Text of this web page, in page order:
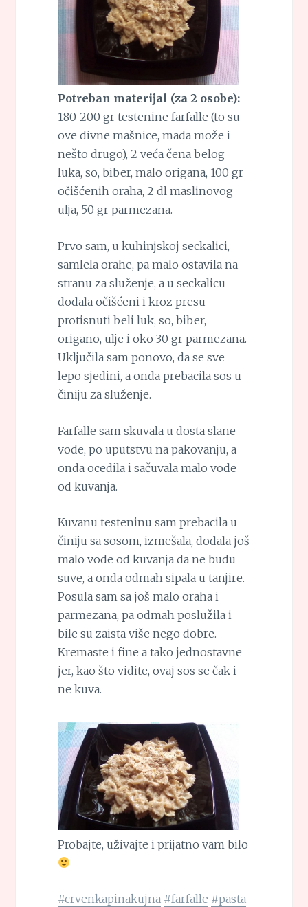
Potreban materijal (za 2 osobe):
180-200 gr testenine farfalle (to su
ove divne mašnice, mada može i
nešto drugo), 2 veća čena belog
luka, so, biber, malo origana, 100 gr
očišćenih oraha, 2 dl maslinovog
ulja, 50 gr parmezana.
Prvo sam, u kuhinjskoj seckalici,
samlela orahe, pa malo ostavila na
stranu za služenje, a u seckalicu
dodala očišćeni i kroz presu
protisnuti beli luk, so, biber,
origano, ulje i oko 30 gr parmezana.
Uključila sam ponovo, da se sve
lepo sjedini, a onda prebacila sos u
činiju za služenje.
Farfalle sam skuvala u dosta slane
vode, po uputstvu na pakovanju, a
onda ocedila i sačuvala malo vode
od kuvanja.
Kuvanu testeninu sam prebacila u
činiju sa sosom, izmešala, dodala još
malo vode od kuvanja da ne budu
suve, a onda odmah sipala u tanjire.
Posula sam sa još malo oraha i
parmezana, pa odmah poslužila i
bile su zaista više nego dobre.
Kremaste i fine a tako jednostavne
jer, kao što vidite, ovaj sos se čak i
ne kuva.
Probajte, uživajte i prijatno vam bilo
#crvenkapinakujna #farfalle #pasta